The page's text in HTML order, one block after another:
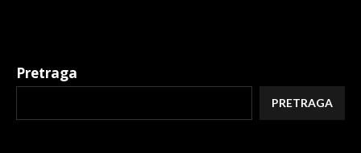
Pretraga
PRETRAGA